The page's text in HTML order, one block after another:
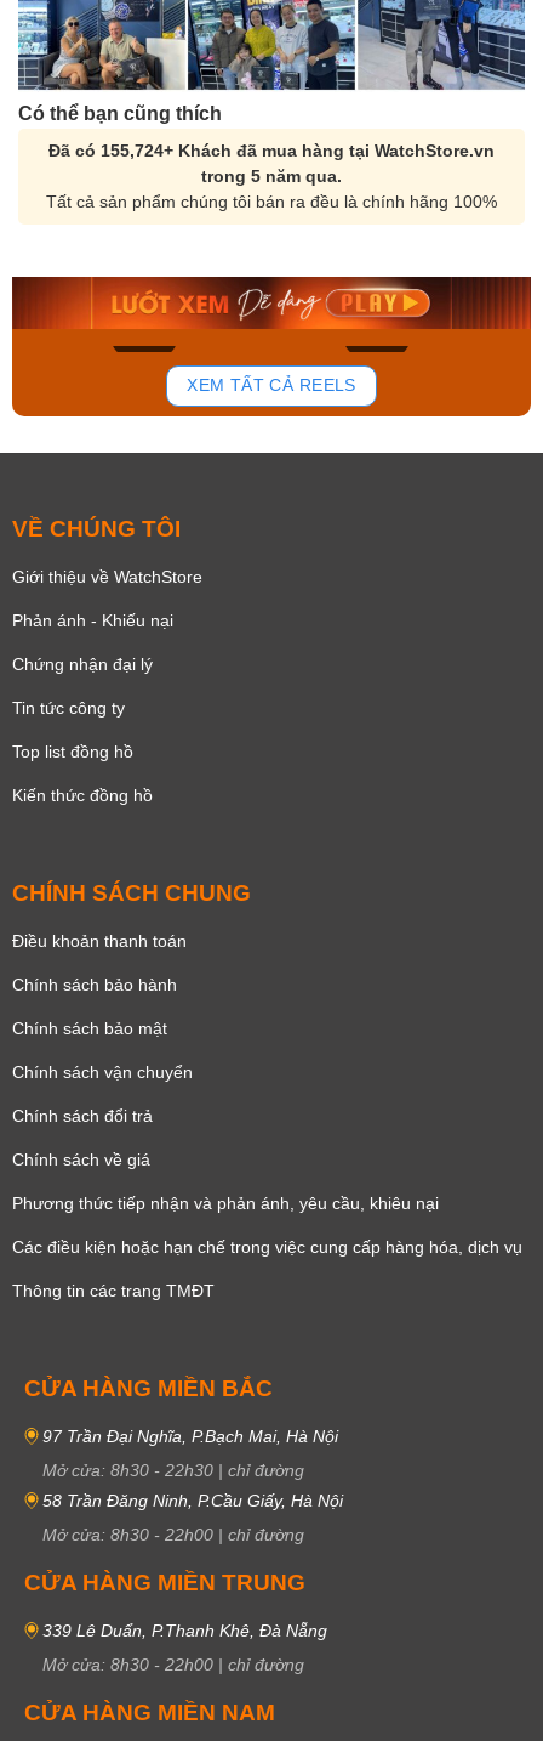
Có thể bạn cũng thích
Đã có 155,724+ Khách đã mua hàng tại WatchStore.vn
trong 5 năm qua.
Tất cả sản phẩm chúng tôi bán ra đều là chính hãng 100%
131
Orient Nam RA-
Mua ngay
Casio Nam MTS-
Mua ngay
XEM TẤT CẢ REELS
VỀ CHÚNG TÔI
Giới thiệu về WatchStore
Phản ánh - Khiếu nại
Chứng nhận đại lý
Tin tức công ty
Top list đồng hồ
Kiến thức đồng hồ
CHÍNH SÁCH CHUNG
Điều khoản thanh toán
Chính sách bảo hành
Chính sách bảo mật
Chính sách vận chuyển
Chính sách đổi trả
Chính sách về giá
Phương thức tiếp nhận và phản ánh, yêu cầu, khiêu nại
Các điều kiện hoặc hạn chế trong việc cung cấp hàng hóa, dịch vụ
Thông tin các trang TMĐT
CỬA HÀNG MIỀN BẮC
97 Trần Đại Nghĩa, P.Bạch Mai, Hà Nội
Mở cửa: 8h30 - 22h30 | chỉ đường
58 Trần Đăng Ninh, P.Cầu Giấy, Hà Nội
Mở cửa: 8h30 - 22h00 | chỉ đường
CỬA HÀNG MIỀN TRUNG
339 Lê Duẩn, P.Thanh Khê, Đà Nẵng
Mở cửa: 8h30 - 22h00 | chỉ đường
CỬA HÀNG MIỀN NAM